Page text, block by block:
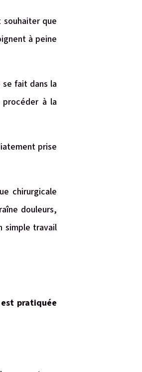
que
à peine
se fait dans la
à la
prise
chirurgicale
douleurs,
simple travail
pratiquée